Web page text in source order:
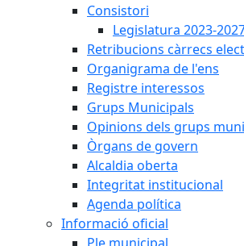
Consistori
Legislatura 2023-
Retribucions càrrecs
Organigrama de l'ens
Registre interessos
Grups Municipals
Opinions dels grups
Òrgans de govern
Alcaldia oberta
Integritat institucional
Agenda política
Informació oficial